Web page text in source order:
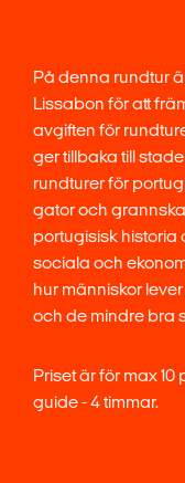
På denna rundtur
Lissabon för att
avgiften för
ger tillbaka till
rundturer för
gator och
portugisisk historia
sociala och
hur människor
och de mindre bra
Priset är för max
guide - 4 timmar.